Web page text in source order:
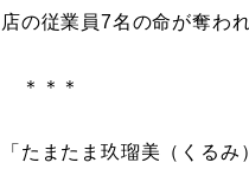
店の従業員7名の命が奪われ
＊＊＊
「たまたま玖瑠美（くる